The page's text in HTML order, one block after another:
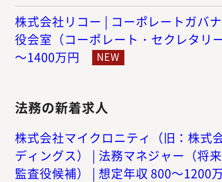
株式会社リコー | コーポレートガバ
役会室（コーポレート・セクレタリ
～1400万円
法務の新着求人
株式会社マイクロニティ（旧：株式
ディングス） | 法務マネジャー（将
監査役候補） | 想定年収 800～1200